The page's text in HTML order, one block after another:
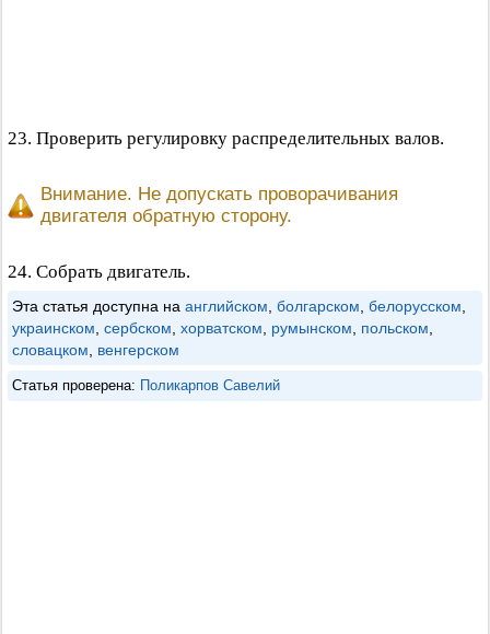
23. Проверить регулировку распределительных валов.
Внимание. Не допускать проворачивания
двигателя обратную сторону.
24. Собрать двигатель.
Эта статья доступна на английском болгарском белорусском
украинском сербском хорватском румынском польском
словацком
венгерском
Статья проверена: Поликарпов Савелий